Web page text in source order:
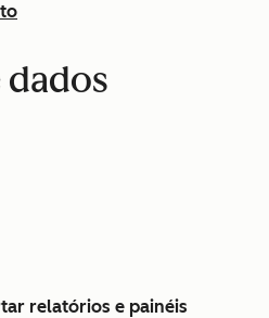
dados
relatórios e painéis